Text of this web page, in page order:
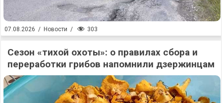
07.08.2026 / Новости / 303
Сезон «тихой охоты»: о правилах сбора и
переработки грибов напомнили дзержинцам